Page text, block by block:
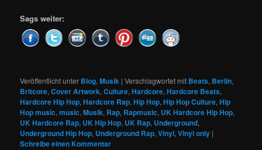
Sags weiter:
Veröffentlicht unter Blog,Musik |Verschlagwortet mit Beats, Berlin,
Britcore,Cover Artwork,Culture,Hardcore,Hardcore Beats,
Hardcore Hip Hop,Hardcore Rap,Hip Hop,Hip Hop Culture,Hip
Hop music,music,Musik, Rap, Rapmusic, UK Hardcore Hip Hop,
UK Hardcore Rap, UK Hip Hop, UK Rap, Underground,
Underground Hip Hop, Underground Rap,Vinyl,Vinyl only |
Schreibe einen Kommentar